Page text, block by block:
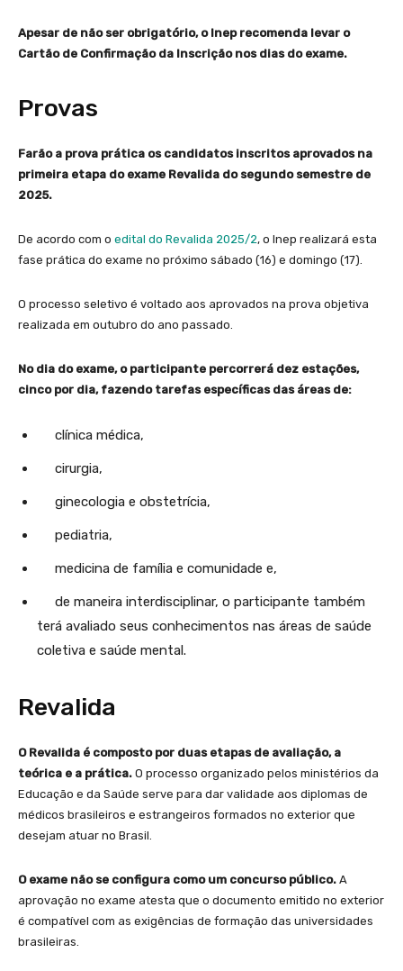
Apesar de não ser obrigatório, o Inep recomenda levar o
Cartão de Confirmação da Inscrição nos dias do exame.
Provas
Farão a prova prática os candidatos inscritos aprovados na
primeira etapa do exame Revalida do segundo semestre de
2025.
De acordo com o edital do Revalida 2025/2, o Inep realizará esta
fase prática do exame no próximo sábado (16) e domingo (17).
O processo seletivo é voltado aos aprovados na prova objetiva
realizada em outubro do ano passado.
No dia do exame, o participante percorrerá dez estações,
cinco por dia, fazendo tarefas específicas das áreas de:
clínica médica,
cirurgia,
ginecologia e obstetrícia,
pediatria,
medicina de família e comunidade e,
de maneira interdisciplinar, o participante também
terá avaliado seus conhecimentos nas áreas de saúde
coletiva e saúde mental.
Revalida
O Revalida é composto por duas etapas de avaliação, a
teórica e a prática. O processo organizado pelos ministérios da
Educação e da Saúde serve para dar validade aos diplomas de
médicos brasileiros e estrangeiros formados no exterior que
desejam atuar no Brasil.
O exame não se configura como um concurso público. A
aprovação no exame atesta que o documento emitido no exterior
é compatível com as exigências de formação das universidades
brasileiras.